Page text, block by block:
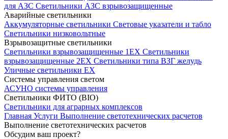
для АЗС Светильники АЗС взрывозащищенные
Аварийные светильники
Аккумуляторные светильники Световые указатели и табло
Светильники низковольтные
Взрывозащитные светильники
Светильники взрывозащищенные 1EX Светильники
взрывозащищенные 2EX Светильники типа ВЗГ желудь
Уличные светильники EX
Системы управления светом
АСУНО системы управления
Светильники ФИТО (BIO)
Светильники для аграрных комплексов
Главная Услуги Выполнение светотехнических расчетов
Выполнение светотехнических расчетов
Обсудим ваш проект?